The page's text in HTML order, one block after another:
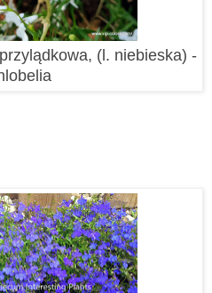
(l. niebieska) -